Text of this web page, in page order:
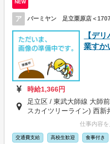
NEW
ア バーミヤン 足立栗原店＜
【デ
業すか
時給1,366円
足立区 / 東武大師線 大師
スカイツリーライン) 西新
仕事内容
交通費支給 高校生歓迎 食事付き